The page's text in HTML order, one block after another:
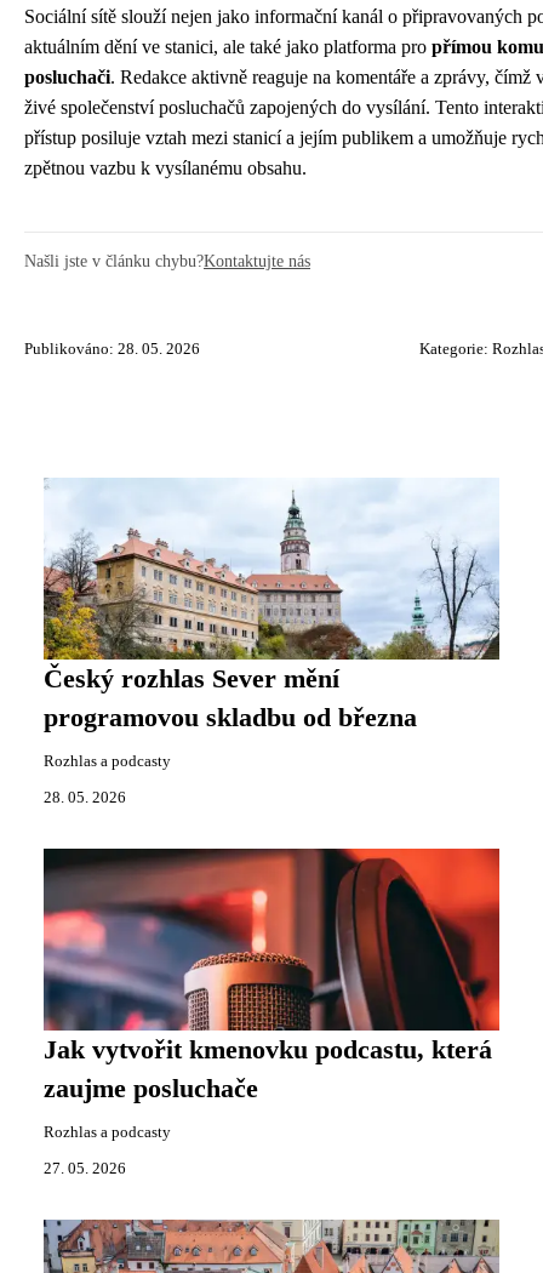
Sociální sítě slouží nejen jako informační kanál o připravovaných
aktuálním dění ve stanici, ale také jako platforma pro přímou
posluchači. Redakce aktivně reaguje na komentáře a zprávy, čímž
živé společenství posluchačů zapojených do vysílání. Tento
přístup posiluje vztah mezi stanicí a jejím publikem a umožňuje
zpětnou vazbu k vysílanému obsahu.
Našli jste v článku chybu?Kontaktujte nás
Publikováno: 28. 05. 2026 Kategorie:
Český rozhlas Sever mění
programovou skladbu od března
Rozhlas a podcasty
28. 05. 2026
Jak vytvořit kmenovku podcastu, která
zaujme posluchače
Rozhlas a podcasty
27. 05. 2026